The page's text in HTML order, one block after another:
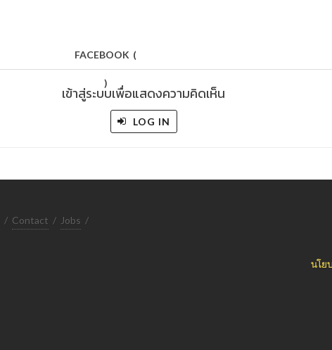
FACEBOOK (
)
เข้าสู่ระบบเพื่อแสดงความคิดเห็น
LOG IN
/ Contact / Jobs /
นโย